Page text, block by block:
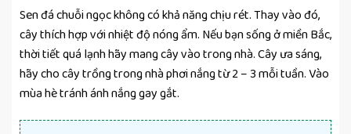
Sen đá chuỗi ngọc không có khả năng chịu rét. Thay vào đó,
cây thích hợp với nhiệt độ nóng ẩm. Nếu bạn sống ở miền Bắc,
thời tiết quá lạnh hãy mang cây vào trong nhà. Cây ưa sáng,
hãy cho cây trồng trong nhà phơi nắng từ 2 – 3 mỗi tuần. Vào
mùa hè tránh ánh nắng gay gắt.